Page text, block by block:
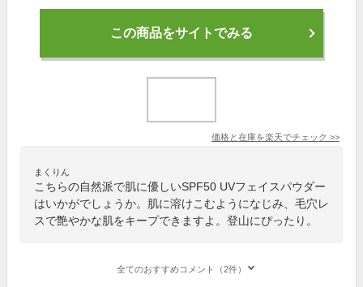
この商品をサイトでみる
価格と在庫を楽天でチェック >>
まくりん
こちらの自然派で肌に優しいSPF50 UVフェイスパウダー
はいかがでしょうか。肌に溶けこむようになじみ、毛穴レ
スで艶やかな肌をキープできますよ。登山にぴったり。
全てのおすすめコメント（2件）